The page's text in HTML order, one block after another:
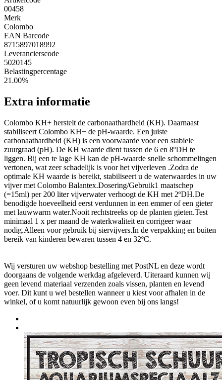
00458
Merk
Colombo
EAN Barcode
8715897018992
Leverancierscode
5020145
Belastingpercentage
21.00%
Extra informatie
Colombo KH+ herstelt de carbonaathardheid (KH). Daarnaast
stabiliseert Colombo KH+ de pH-waarde. Een juiste
carbonaathardheid (KH) is een voorwaarde voor een stabiele
zuurgraad (pH). De KH waarde dient tussen de 6 en 8ºDH te
liggen. Bij een te lage KH kan de pH-waarde snelle schommelingen
vertonen, wat zeer schadelijk is voor het vijverleven .Zodra de
optimale KH waarde is bereikt, stabiliseert u de waterwaardes in uw
vijver met Colombo Balantex.Dosering/Gebruik1 maatschep
(=15ml) per 200 liter vijverwater verhoogt de KH met 2ºDH.De
benodigde hoeveelheid eerst verdunnen in een emmer of een gieter
met lauwwarm water.Nooit rechtstreeks op de planten gieten.Test
minimaal 1 x per maand de waterkwaliteit en corrigeer waar
nodig.Alleen voor gebruik bij siervijvers.In de verpakking en buiten
bereik van kinderen bewaren tussen 4 en 32ºC.
Wij versturen uw webshop bestelling met PostNL en deze wordt
doorgaans de volgende werkdag afgeleverd. Uiteraard kunnen wij
geen levend materiaal verzenden zoals vissen, planten en levend
voer. Dit kunt u wel bestellen wanneer u kiest voor afhalen in de
winkel, of u komt natuurlijk gewoon even bij ons langs!